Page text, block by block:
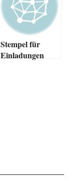
Stempel für
Einladungen